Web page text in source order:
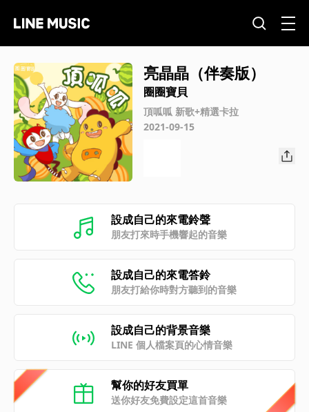
亮晶晶（伴奏版）
圈圈寶貝
頂呱呱 新歌+精選卡拉
2021-09-15
設成自己的來電鈴聲
朋友打來時手機響起的音樂
設成自己的來電答鈴
朋友打給你時對方聽到的音樂
設成自己的背景音樂
LINE 個人檔案頁的心情音樂
幫你的好友買單
送你好友免費設定這首音樂